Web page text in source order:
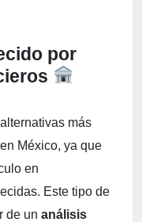
por
más
en México, ya que
en
Este tipo de
de un análisis